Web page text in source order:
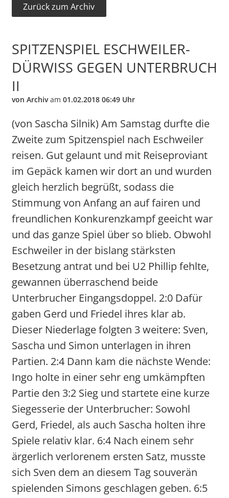
Zurück zum Archiv
SPITZENSPIEL ESCHWEILER-
DÜRWISS GEGEN UNTERBRUCH I
I
von Archivam 01.02.2018 06:49 Uhr
(von Sascha Silnik) Am Samstag durfte die
Zweite zum Spitzenspiel nach Eschweiler
reisen. Gut gelaunt und mit Reiseproviant
im Gepäck kamen wir dort an und wurden
gleich herzlich begrüßt, sodass die
Stimmung von Anfang an auf fairen und
freundlichen Konkurenzkampf geeicht war
und das ganze Spiel über so blieb. Obwohl
Eschweiler in der bislang stärksten
Besetzung antrat und bei U2 Phillip fehlte,
gewannen überraschend beide
Unterbrucher Eingangsdoppel. 2:0 Dafür
gaben Gerd und Friedel ihres klar ab.
Dieser Niederlage folgten 3 weitere: Sven,
Sascha und Simon unterlagen in ihren
Partien. 2:4 Dann kam die nächste Wende:
Ingo holte in einer sehr eng umkämpften
Partie den 3:2 Sieg und startete eine kurze
Siegesserie der Unterbrucher: Sowohl
Gerd, Friedel, als auch Sascha holten ihre
Spiele relativ klar. 6:4 Nach einem sehr
ärgerlich verlorenem ersten Satz, musste
sich Sven dem an diesem Tag souverän
spielenden Simons geschlagen geben. 6:5